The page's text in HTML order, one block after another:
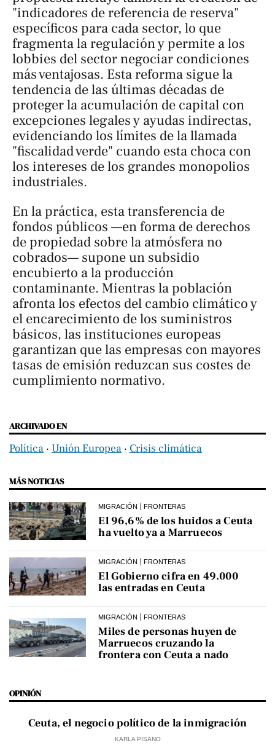
"indicadores de referencia de reserva"
específicos para cada sector, lo que
fragmenta la regulación y permite a los
lobbies del sector negociar condiciones
más ventajosas. Esta reforma sigue la
tendencia de las últimas décadas de
proteger la acumulación de capital con
excepciones legales y ayudas indirectas,
evidenciando los límites de la llamada
"fiscalidad verde" cuando esta choca con
los intereses de los grandes monopolios
industriales.
En la práctica, esta transferencia de
fondos públicos —en forma de derechos
de propiedad sobre la atmósfera no
cobrados— supone un subsidio
encubierto a la producción
contaminante. Mientras la población
afronta los efectos del cambio climático y
el encarecimiento de los suministros
básicos, las instituciones europeas
garantizan que las empresas con mayores
tasas de emisión reduzcan sus costes de
cumplimiento normativo.
ARCHIVADO EN
Política ‧ Unión Europea ‧ Crisis climática
MÁS NOTICIAS
MIGRACIÓN FRONTERAS
El 96,6% de los huidos a Ceuta
ha vuelto ya a Marruecos
MIGRACIÓN FRONTERAS
El Gobierno cifra en 49.000
las entradas en Ceuta
MIGRACIÓN FRONTERAS
Miles de personas huyen de
Marruecos cruzando la
frontera con Ceuta a nado
OPINIÓN
Ceuta, el negocio político de la inmigración
KARLA PISANO